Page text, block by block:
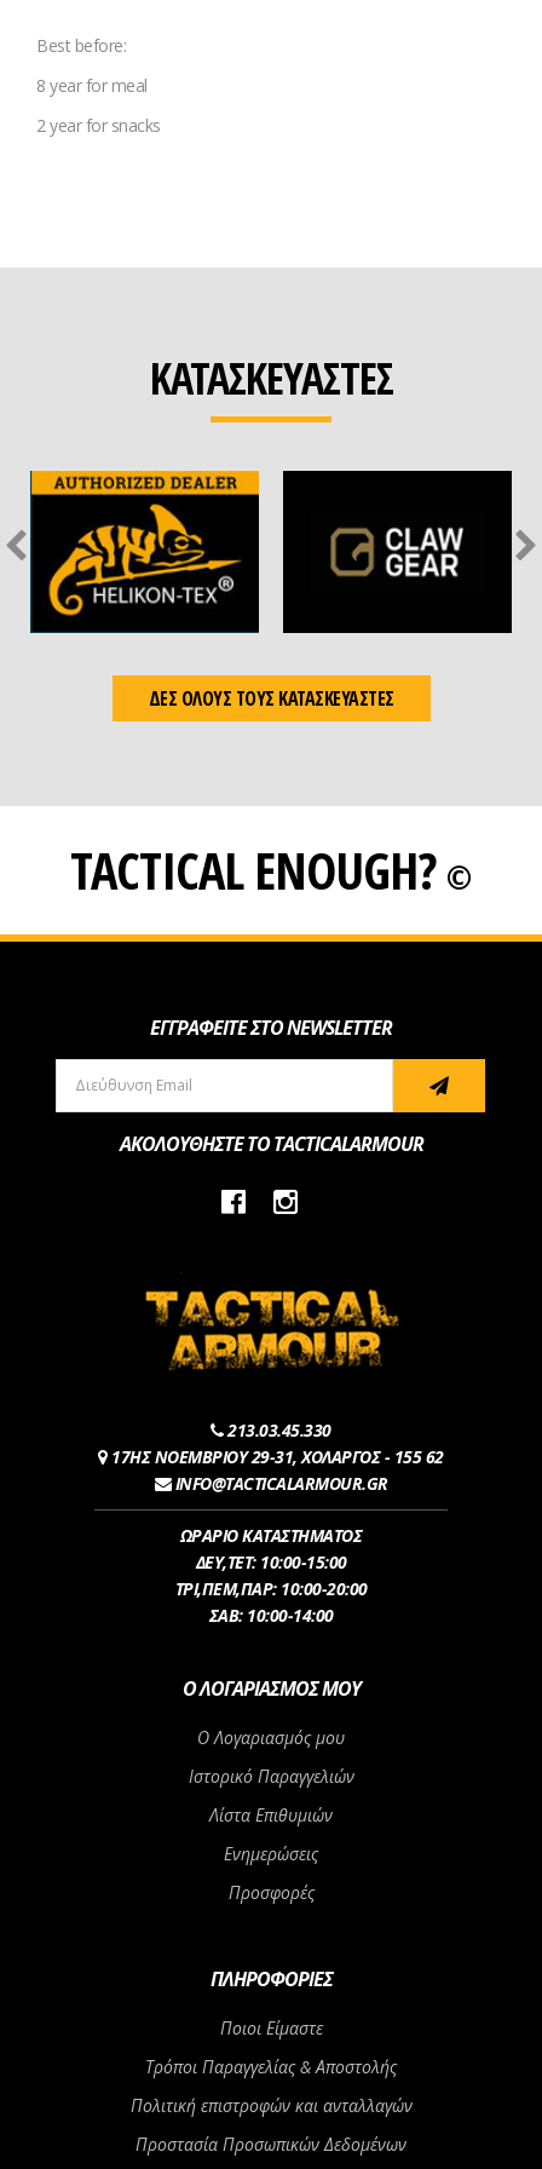
Best before:
8 year for meal
2 year for snacks
ΚΑΤΑΣΚΕΥΑΣΤΕΣ
ΔΕΣ ΟΛΟΥΣ ΤΟΥΣ ΚΑΤΑΣΚΕΥΑΣΤΕΣ
TACTICAL ENOUGH? ©
ΕΓΓΡΑΦΕΙΤΕ ΣΤΟ NEWSLETTER
ΑΚΟΛΟΥΘΗΣΤΕ ΤΟ TACTICALARMOUR
213.03.45.330
17ΗΣ ΝΟΕΜΒΡΙΟΥ 29-31, ΧΟΛΑΡΓΟΣ - 155 62
INFO@TACTICALARMOUR.GR
ΩΡΑΡΙΟ ΚΑΤΑΣΤΗΜΑΤΟΣ
ΔEY,ΤET: 10:00-15:00
ΤΡI,ΠΕM,ΠΑΡ: 10:00-20:00
ΣΑΒ: 10:00-14:00
Ο ΛΟΓΑΡΙΑΣΜΌΣ ΜΟΥ
Ο Λογαριασμός μου
Ιστορικό Παραγγελιών
Λίστα Επιθυμιών
Ενημερώσεις
Προσφορές
ΠΛΗΡΟΦΟΡΊΕΣ
Ποιοι Είμαστε
Τρόποι Παραγγελίας & Αποστολής
Πολιτική επιστροφών και ανταλλαγών
Προστασία Προσωπικών Δεδομένων